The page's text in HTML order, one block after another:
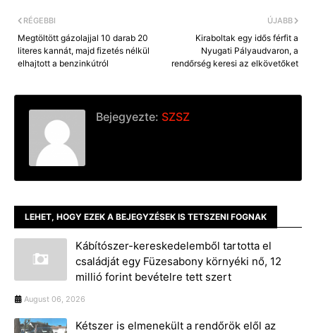
ÚJABB
Kiraboltak egy idős férfit a
Nyugati Pályaudvaron, a
rendőrség keresi az elkövetőket
RÉGEBBI
Megtöltött gázolajjal 10 darab 20
literes kannát, majd fizetés nélkül
elhajtott a benzinkútról
Bejegyezte: SZSZ
LEHET, HOGY EZEK A BEJEGYZÉSEK IS TETSZENI FOGNAK
Kábítószer-kereskedelemből tartotta el
családját egy Füzesabony környéki nő, 12
millió forint bevételre tett szert
August 06, 2026
Kétszer is elmenekült a rendőrök elől az